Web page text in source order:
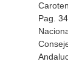
Pag.